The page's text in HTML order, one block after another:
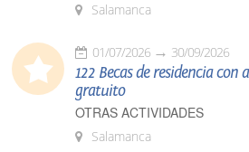
Salamanca
01/07/2026 30/09/2026
122 Becas de residencia
gratuito
OTRAS ACTIVIDADES
Salamanca